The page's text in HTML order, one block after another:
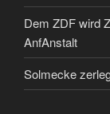
Dem ZDF wird
AnfAnstalt
Solmecke